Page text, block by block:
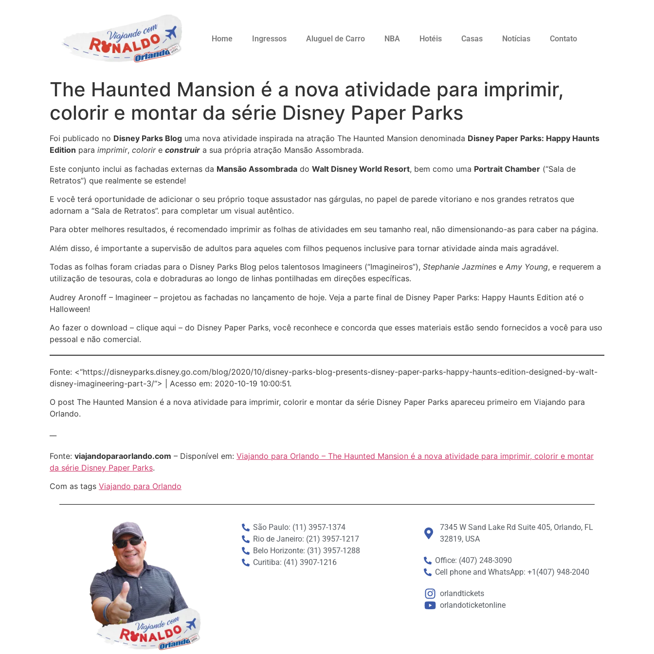
Home Ingressos Aluguel de Carro NBA Hotéis Casas Notícias Contato
The Haunted Mansion é a nova atividade para imprimir,
colorir e montar da série Disney Paper Parks
Foi publicado no Disney Parks Blog uma nova atividade inspirada na atração The Haunted Mansion denominada Disney Paper Parks: Happy Haunts
Edition para imprimir, colorire construir a sua própria atração Mansão Assombrada.
Este conjunto inclui as fachadas externas da Mansão Assombrada do Walt Disney World Resort, bem como uma Portrait Chamber (“Sala de
Retratos”) que realmente se estende!
E você terá oportunidade de adicionar o seu próprio toque assustador nas gárgulas, no papel de parede vitoriano e nos grandes retratos que
adornam a “Sala de Retratos”. para completar um visual autêntico.
Para obter melhores resultados, é recomendado imprimir as folhas de atividades em seu tamanho real, não dimensionando-as para caber na página.
Além disso, é importante a supervisão de adultos para aqueles com filhos pequenos inclusive para tornar atividade ainda mais agradável.
Todas as folhas foram criadas para o Disney Parks Blog pelos talentosos Imagineers (“Imagineiros”), Stephanie Jazmines e Amy Young, e requerem a
utilização de tesouras, cola e dobraduras ao longo de linhas pontilhadas em direções específicas.
Audrey Aronoff – Imagineer – projetou as fachadas no lançamento de hoje. Veja a parte final de Disney Paper Parks: Happy Haunts Edition até o
Halloween!
Ao fazer o download – clique aqui – do Disney Paper Parks, você reconhece e concorda que esses materiais estão sendo fornecidos a você para uso
pessoal e não comercial.
Fonte: <“https://disneyparks.disney.go.com/blog/2020/10/disney-parks-blog-presents-disney-paper-parks-happy-haunts-edition-designed-by-walt-
disney-imagineering-part-3/“> | Acesso em: 2020-10-19 10:00:51.
O post The Haunted Mansion é a nova atividade para imprimir, colorir e montar da série Disney Paper Parks apareceu primeiro em Viajando para
Orlando.
Fonte: viajandoparaorlando.com – Disponível em: Viajando para Orlando – The Haunted Mansion é a nova atividade para imprimir, colorir e montar
da série Disney Paper Parks.
Com as tags Viajando para Orlando
São Paulo: (11) 3957-1374
Rio de Janeiro: (21) 3957-1217
Belo Horizonte: (31) 3957-1288
Curitiba: (41) 3907-1216
7345 W Sand Lake Rd Suite 405, Orlando, FL
32819, USA
Office: (407) 248-3090
Cell phone and WhatsApp: +1(407) 948-2040
orlandtickets
orlandoticketonline